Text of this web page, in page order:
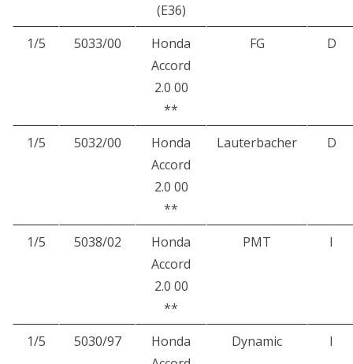
(E36)
1/5 5033/00
Honda
Accord
2.0 00
**
FG D
1/5 5032/00
Honda
Accord
2.0 00
**
Lauterbacher D
1/5 5038/02
Honda
Accord
2.0 00
**
PMT I
1/5 5030/97
Honda
Dynamic I